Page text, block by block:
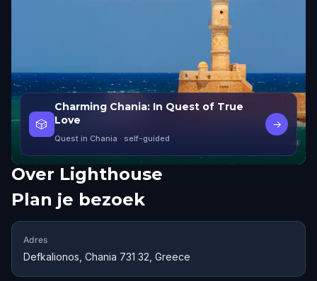
🎲
Charming Chania: In Quest of True
Love
Quest in Chania · self-guided
→
Over Lighthouse
Plan je bezoek
Adres
Defkalionos, Chania 731 32, Greece